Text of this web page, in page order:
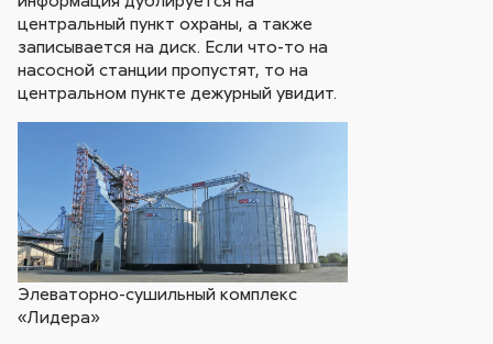
центральный пункт охраны, а также
записывается на диск. Если что-то на
насосной станции пропустят, то на
центральном пункте дежурный увидит.
Элеваторно-сушильный комплекс
«Лидера»